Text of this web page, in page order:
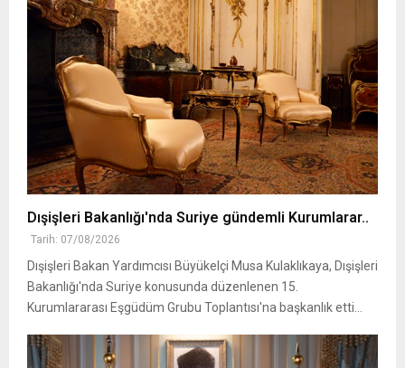
Dışişleri Bakanlığı'nda Suriye gündemli Kurumlarar..
Tarih: 07/08/2026
Dışişleri Bakan Yardımcısı Büyükelçi Musa Kulaklıkaya, Dışişleri
Bakanlığı'nda Suriye konusunda düzenlenen 15.
Kurumlararası Eşgüdüm Grubu Toplantısı'na başkanlık etti...